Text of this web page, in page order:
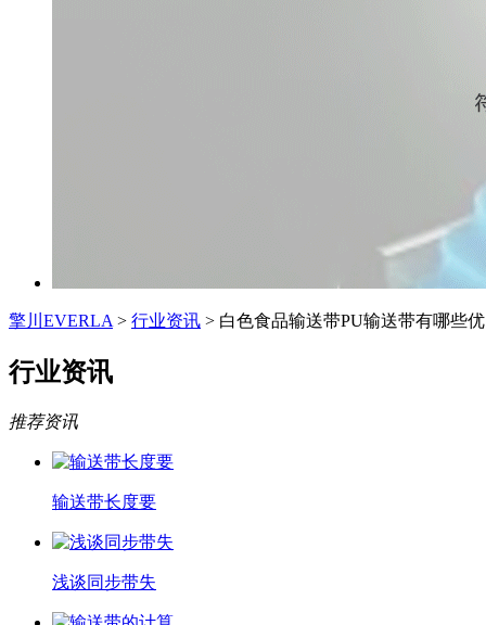
擎川EVERLA > 行业资讯 > 白色食品输送带PU输送带有哪些
行业资讯
推荐资讯
输送带长度要
浅谈同步带失